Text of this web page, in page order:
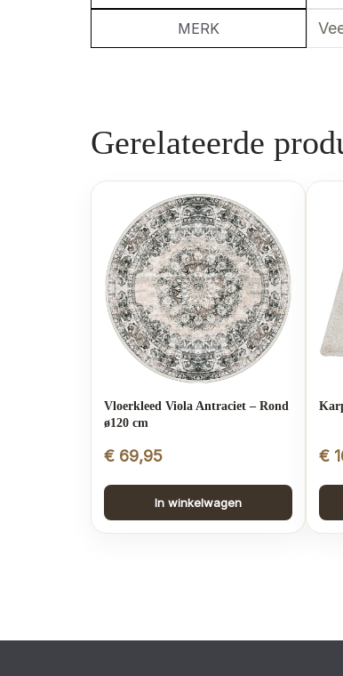
MERK
Gerelateerde
Vloerkleed Viola Antraciet – Rond
ø120 cm
€ 69,95
In winkelwagen
€